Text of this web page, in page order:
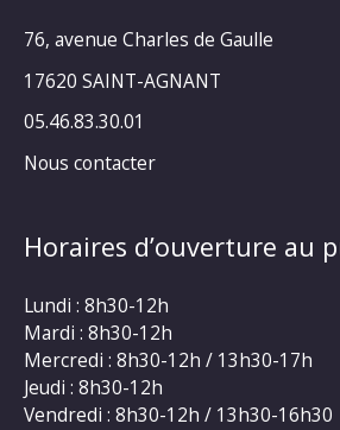
76, avenue Charles de Gaulle
17620 SAINT-AGNANT
05.46.83.30.01
Nous contacter
Horaires d’ouverture au
Lundi : 8h30-12h
Mardi : 8h30-12h
Mercredi : 8h30-12h / 13h30-17h
Jeudi : 8h30-12h
Vendredi : 8h30-12h / 13h30-16h30